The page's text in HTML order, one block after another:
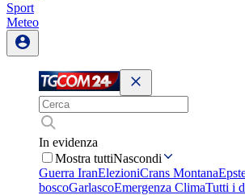
Sport
Meteo
In evidenza
Mostra tuttiNascondi
Guerra IranElezioniCrans Montana
boscoGarlascoEmergenza ClimaTutti i